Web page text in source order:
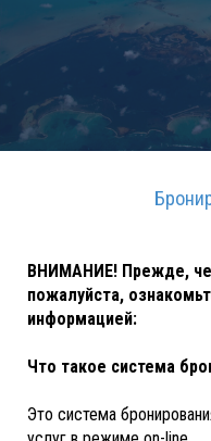
ВНИМАНИЕ! Прежде,
пожалуйста,
информацией:
Что такое система
Это система